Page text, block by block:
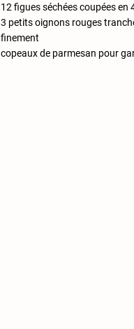
12 figues séchées coupées en
3 petits oignons rouges
finement
copeaux de parmesan pour